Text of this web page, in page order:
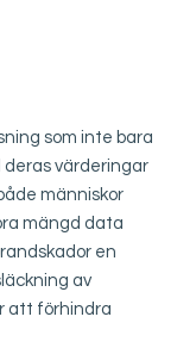
som inte bara
deras värderingar
människor
mängd data
en
av
att förhindra